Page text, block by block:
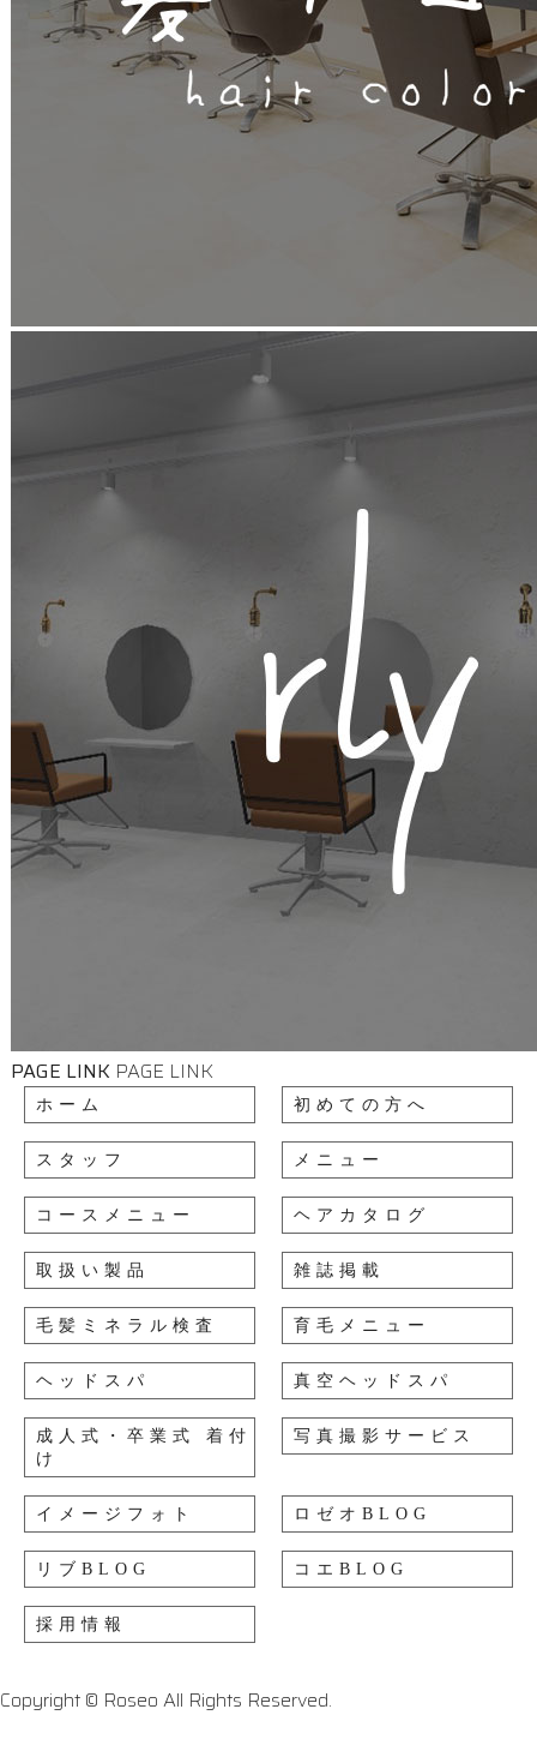
PAGE LINK PAGE LINK
ホーム 初めての方へ
スタッフ メニュー
コースメニュー ヘアカタログ
取扱い製品 雑誌掲載
毛髪ミネラル検査 育毛メニュー
ヘッドスパ 真空ヘッドスパ
成人式・卒業式 着付
け
写真撮影サービス
イメージフォト ロゼオBLOG
リブBLOG コエBLOG
採用情報
Copyright © Roseo All Rights Reserved.